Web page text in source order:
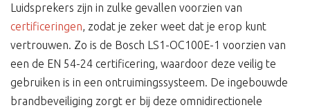
Luidsprekers zijn in zulke gevallen voorzien van
certificeringen, zodat je zeker weet dat je erop kunt
vertrouwen. Zo is de Bosch LS1-OC100E-1 voorzien van
een de EN 54-24 certificering, waardoor deze veilig te
gebruiken is in een ontruimingssysteem. De ingebouwde
brandbeveiliging zorgt er bij deze omnidirectionele